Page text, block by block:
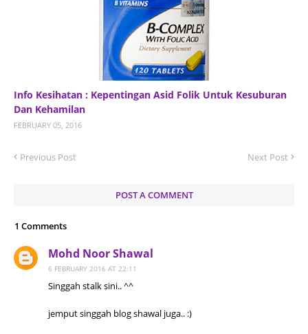
Info Kesihatan : Kepentingan Asid Folik Untuk Kesuburan
Dan Kehamilan
FEBRUARY 05, 2016
Previous Post Next Post
POST A COMMENT
1 Comments
Mohd Noor Shawal
6 FEBRUARY 2016 AT 22:11
Singgah stalk sini.. ^^
jemput singgah blog shawal juga.. :)